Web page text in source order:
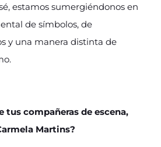
estamos sumergiéndonos en
de símbolos, de
y una manera distinta de
tus compañeras de escena,
Martins?